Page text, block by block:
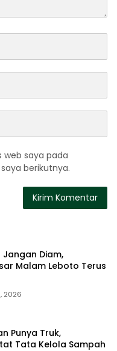
web saya pada
berikutnya.
Diam,
Malam Leboto Terus
2026
Punya Truk,
Tata Kelola Sampah